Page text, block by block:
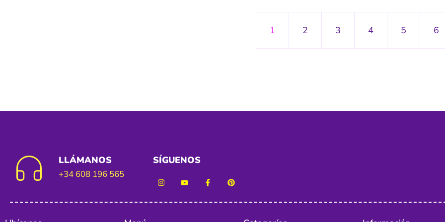
1 2 3 4 5 6
LLÁMANOS
+34 608 196 565
SÍGUENOS